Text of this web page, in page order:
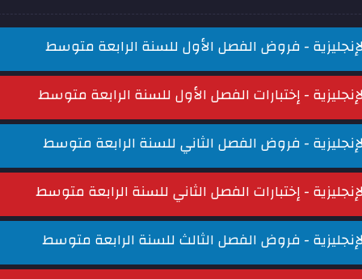
- فروض الفصل الأول للسنة الرابعة متوسط
- إختبارات الفصل الأول للسنة الرابعة متوسط
- فروض الفصل الثاني للسنة الرابعة متوسط
- إختبارات الفصل الثاني للسنة الرابعة متوسط
- فروض الفصل الثالث للسنة الرابعة متوسط